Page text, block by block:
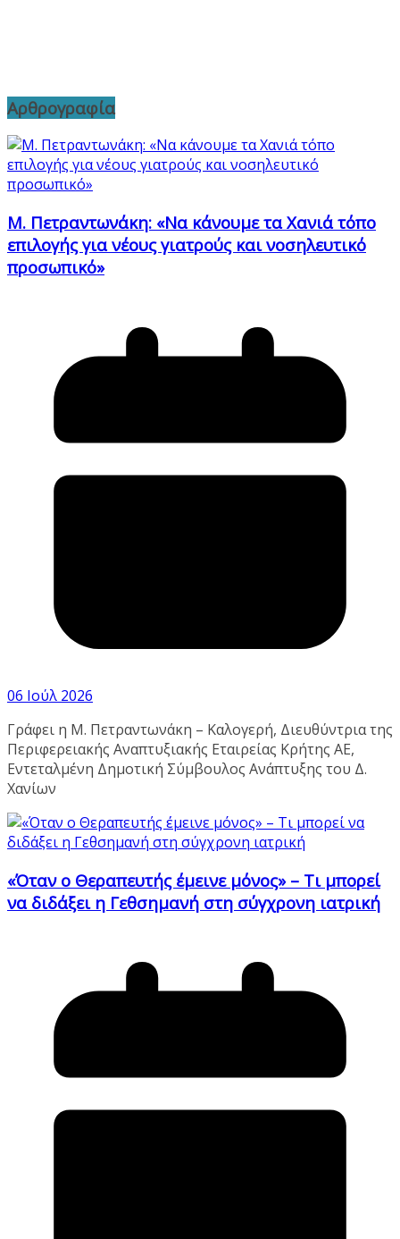
Αρθρογραφία
Μ. Πετραντωνάκη: «Να κάνουμε τα Χανιά τόπο
επιλογής για νέους γιατρούς και νοσηλευτικό
προσωπικό»
06 Ιούλ 2026
Γράφει η Μ. Πετραντωνάκη – Καλογερή, Διευθύντρια της
Περιφερειακής Αναπτυξιακής Εταιρείας Κρήτης ΑΕ,
Εντεταλμένη Δημοτική Σύμβουλος Ανάπτυξης του Δ.
Χανίων
«Όταν ο Θεραπευτής έμεινε μόνος» – Τι μπορεί
να διδάξει η Γεθσημανή στη σύγχρονη ιατρική